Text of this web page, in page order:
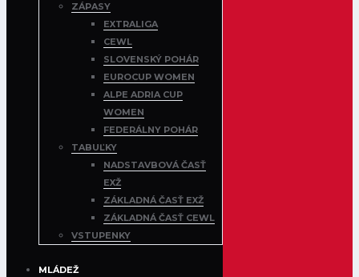
ZÁPASY
EXTRALIGA
CEWL
SLOVENSKÝ POHÁR
EUROCUP WOMEN
ALPE ADRIA CUP
WOMEN
FEDERÁLNY POHÁR
TABUĽKY
NADSTAVBOVÁ ČASŤ
EXŽ
ZÁKLADNÁ ČASŤ EXŽ
ZÁKLADNÁ ČASŤ CEWL
VSTUPENKY
MLÁDEŽ